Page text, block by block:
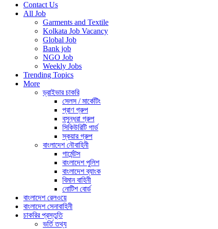
Contact Us
All Job
Garments and Textile
Kolkata Job Vacancy
Global Job
Bank job
NGO Job
Weekly Jobs
Trending Topics
More
ড্রাইভার চাকরি
সেলস / মার্কেটিং
প্রাণ গ্রুপ
বসুন্ধরা গ্রুপ
সিকিউরিটি গার্ড
স্কয়ার গ্রুপ
বাংলাদেশ নৌবাহিনী
গার্মেন্টস
বাংলাদেশ পুলিশ
বাংলাদেশ ব্যাংক
বিমান বাহিনী
নোটিশ বোর্ড
বাংলাদেশ রেলওয়ে
বাংলাদেশ সেনাবাহিনী
চাকরির প্রস্তুতি
ভর্তি তথ্য